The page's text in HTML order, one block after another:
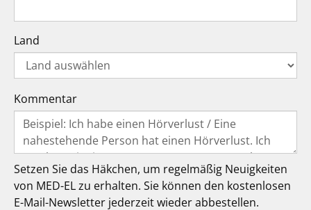
Land
Kommentar
Setzen Sie das Häkchen, um regelmäßig Neuigkeiten
von MED-EL zu erhalten. Sie können den kostenlosen
E-Mail-Newsletter jederzeit wieder abbestellen.